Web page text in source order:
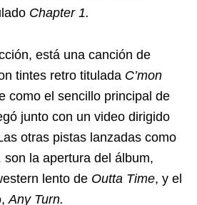
Chapter 1.
está una canción de
tintes retro titulada C’mon
como el sencillo principal de
junto con un video dirigido
otras pistas lanzadas como
son la apertura del álbum,
lento de Outta Time, y el
Any Turn.